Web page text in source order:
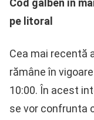
Cod galben în
pe litoral
Cea mai recentă
rămâne în
10:00. În acest
se vor confrunta